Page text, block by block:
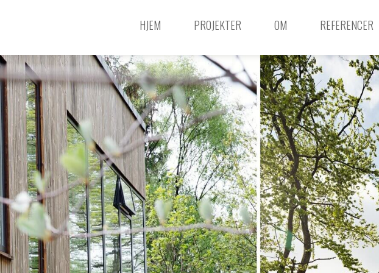
HJEM PROJEKTER OM REFERENCER